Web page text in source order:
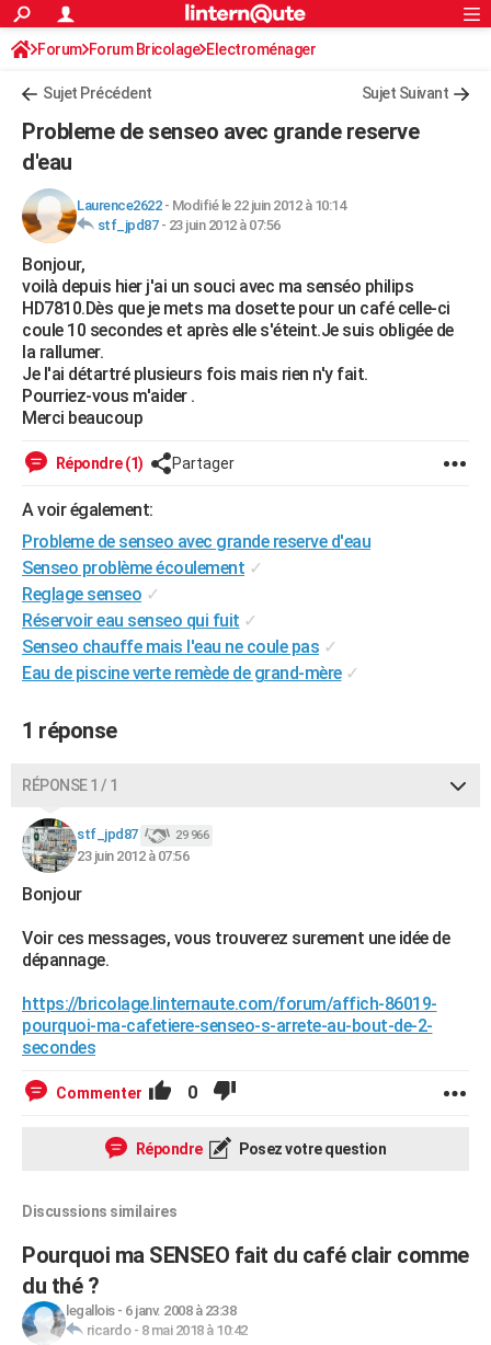
ACTUALITÉS
Politique
Société
Faits Divers
Education
Monde
Villes
+
Programme TV
TNTStreaming
Cinéma
Sorties cinéma
Musique
FINANCE
Retraite
Impôts
Epargne
Immobilier
Risques naturels par ville
Banque
Assurance
Crédit
AUTO
Essais
Réserver un essai
Citadines
Berlines
SUV
Forum auto
HIGH-TECH
Mobiles
Meilleur smartphone
Internet
Ordinateurs
Jeux vidéo
Guide high-tech
+BRICOLAGE
Forum
Aménagement intérieur
Extérieur
Cuisine
Salle de bains
Jardinage
Rangement
WEEK-END
Guides de France
Escapades
Patrimoine
Expositions
Musées
Week-end nature
+LIFESTYLE
Art de vivre
Bien-être
Loisirs
Mode
Modes de vie
SANTE
Alimentation
Guide de la santé
Maladies
Médicaments
Sommeil
VOYAGE
Destinations
City break
Voyage nature
Voyage de noces
Forum
Climat
+PHOTO
GUIDES D'ACHAT
BONS PLANS
CARTE DE VOEUX
Dictionnaire
Biographies
Citations
Expressions
Proverbes
PROGRAMME TV
COPAINS D'AVANT
S'inscrire
Se connecter
Lycées
Collèges
Primaires
Universités
Entreprises
Service militaire
Avis de recherche
AVIS DE DÉCÈS
FORUM
S'inscrire
Connexion
Forum Forum Bricolage Electroménager
Sujet Précédent Sujet Suivant
Probleme de senseo avec grande reserve
d'eau
Laurence2622- Modifié le 22 juin 2012 à 10:14
stf_jpd87- 23 juin 2012 à 07:56
Bonjour,
voilà depuis hier j'ai un souci avec ma senséo philips
HD7810.Dès que je mets ma dosette pour un café celle-ci
coule 10 secondes et après elle s'éteint.Je suis obligée de
la rallumer.
Je l'ai détartré plusieurs fois mais rien n'y fait.
Pourriez-vous m'aider .
Merci beaucoup
Répondre (1) Partager
A voir également:
Probleme de senseo avec grande reserve d'eau
Senseo problème écoulement ✓
Reglage senseo ✓
Réservoir eau senseo qui fuit ✓
Senseo chauffe mais l'eau ne coule pas ✓
Eau de piscine verte remède de grand-mère ✓
1 réponse
RÉPONSE 1 / 1
stf_jpd87 29 966
23 juin 2012 à 07:56
Bonjour
Voir ces messages, vous trouverez surement une idée de
dépannage.
https://bricolage.linternaute.com/forum/affich-86019-
pourquoi-ma-cafetiere-senseo-s-arrete-au-bout-de-2-
secondes
Commenter 0
Répondre Posez votre question
Discussions similaires
Pourquoi ma SENSEO fait du café clair comme
du thé ?
legallois- 6 janv. 2008 à 23:38
ricardo- 8 mai 2018 à 10:42